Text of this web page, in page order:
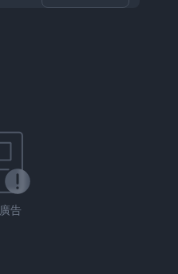
告